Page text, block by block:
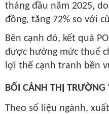
tháng đầu năm 2025,
đồng, tăng 72% so với
Bên cạnh đó, kết quả
được hưởng mức thuế
lợi thế cạnh tranh bền
BỐI CẢNH THỊ TRƯỜNG
Theo số liệu ngành,